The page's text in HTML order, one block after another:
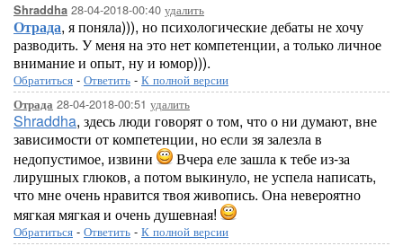
Shraddha 28-04-2018-00:40 удалить
Отрада, я поняла))), но психологические дебаты не хочу
разводить. У меня на это нет компетенции, а только личное
внимание и опыт, ну и юмор))).
Обратиться - Ответить - К полной версии
Отрада 28-04-2018-00:51 удалить
Shraddha, здесь люди говорят о том, что о ни думают, вне
зависимости от компетенции, но если зя залезла в
недопустимое, извини
Вчера еле зашла к тебе из-за
лирушных глюков, а потом выкинуло, не успела написать,
что мне очень нравится твоя живопись. Она невероятно
мягкая мягкая и очень душевная!
Обратиться - Ответить - К полной версии